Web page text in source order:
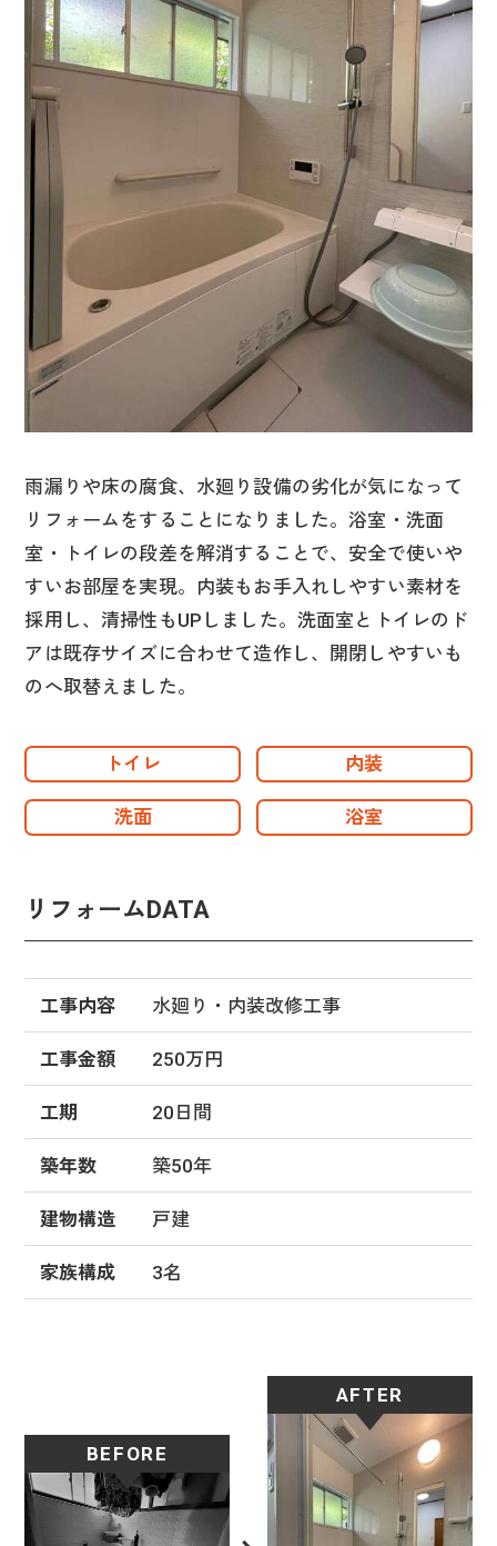
雨漏りや床の腐食、水廻り設備の劣化が気になって
リフォームをすることになりました。浴室・洗面
室・トイレの段差を解消することで、安全で使いや
すいお部屋を実現。内装もお手入れしやすい素材を
採用し、清掃性もUPしました。洗面室とトイレのド
アは既存サイズに合わせて造作し、開閉しやすいも
のへ取替えました。
トイレ 内装
洗面 浴室
リフォームDATA
工事内容 水廻り・内装改修工事
工事金額 250万円
工期 20日間
築年数 築50年
建物構造 戸建
家族構成 3名
BEFORE
AFTER